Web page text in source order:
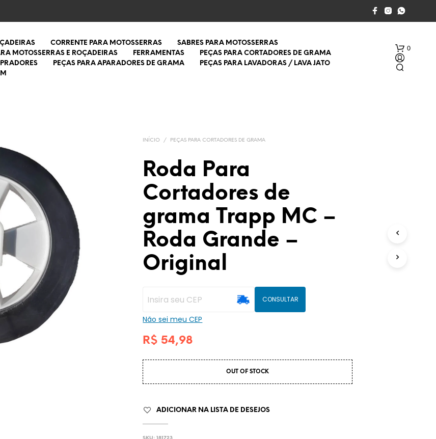
CORRENTE PARA MOTOSSERRAS
SABRES PARA MOTOSSERRAS
MOTOSSERRAS E ROÇADEIRAS FERRAMENTAS
PEÇAS PARA CORTADORES DE GRAMA
PEÇAS PARA APARADORES DE GRAMA
PEÇAS PARA LAVADORAS / LAVA JATO
0
INÍCIO / PEÇAS PARA CORTADORES DE GRAMA
Roda Para
Cortadores de
grama Trapp MC –
Roda Grande –
Original
CONSULTAR
Não sei meu CEP
R$ 54,98
OUT OF STOCK
ADICIONAR NA LISTA DE DESEJOS